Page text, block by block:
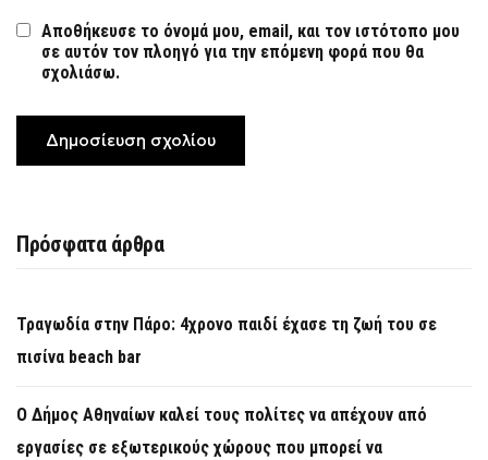
Αποθήκευσε το όνομά μου, email, και τον ιστότοπο μου
σε αυτόν τον πλοηγό για την επόμενη φορά που θα
σχολιάσω.
Πρόσφατα άρθρα
Τραγωδία στην Πάρο: 4χρονο παιδί έχασε τη ζωή του σε
πισίνα beach bar
Ο Δήμος Αθηναίων καλεί τους πολίτες να απέχουν από
εργασίες σε εξωτερικούς χώρους που μπορεί να